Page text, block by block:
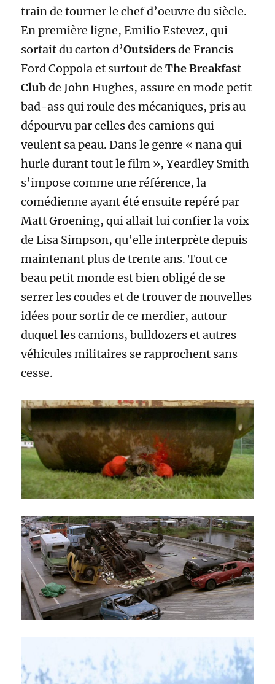
train de tourner le chef d’oeuvre du siècle.
En première ligne, Emilio Estevez, qui
sortait du carton d’Outsidersde Francis
Ford Coppola et surtout deThe Breakfast
Clubde John Hughes, assure en mode petit
bad-ass qui roule des mécaniques, pris au
dépourvu par celles des camions qui
veulent sa peau. Dans le genre « nana qui
hurle durant tout le film », Yeardley Smith
s’impose comme une référence, la
comédienne ayant été ensuite repéré par
Matt Groening, qui allait lui confier la voix
de Lisa Simpson, qu’elle interprète depuis
maintenant plus de trente ans. Tout ce
beau petit monde est bien obligé de se
serrer les coudes et de trouver de nouvelles
idées pour sortir de ce merdier, autour
duquel les camions, bulldozers et autres
véhicules militaires se rapprochent sans
cesse.